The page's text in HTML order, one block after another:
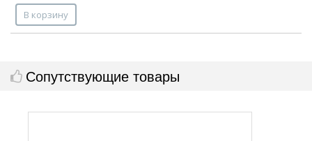
В корзину
Сопутствующие товары